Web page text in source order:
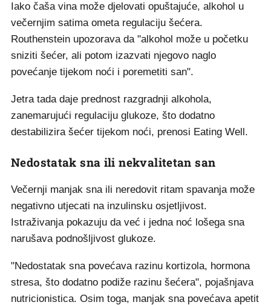
Iako čaša vina može djelovati opuštajuće, alkohol u
večernjim satima ometa regulaciju šećera.
Routhenstein upozorava da "alkohol može u početku
sniziti šećer, ali potom izazvati njegovo naglo
povećanje tijekom noći i poremetiti san".
Jetra tada daje prednost razgradnji alkohola,
zanemarujući regulaciju glukoze, što dodatno
destabilizira šećer tijekom noći, prenosi Eating Well.
Nedostatak sna ili nekvalitetan san
Večernji manjak sna ili neredovit ritam spavanja može
negativno utjecati na inzulinsku osjetljivost.
Istraživanja pokazuju da već i jedna noć lošega sna
narušava podnošljivost glukoze.
"Nedostatak sna povećava razinu kortizola, hormona
stresa, što dodatno podiže razinu šećera", pojašnjava
nutricionistica. Osim toga, manjak sna povećava apetit